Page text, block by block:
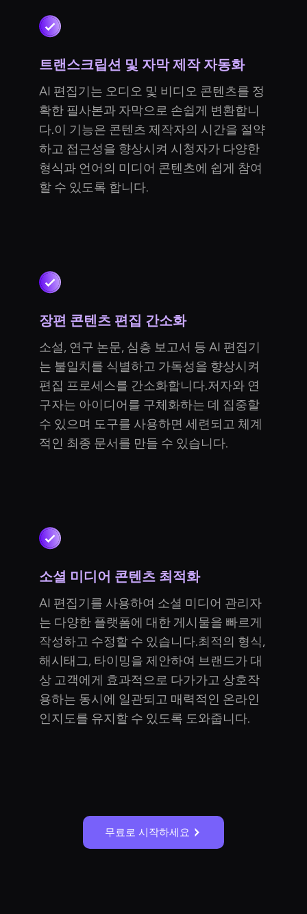
트랜스크립션 및 자막 제작 자동화
AI 편집기는 오디오 및 비디오 콘텐츠를 정
확한 필사본과 자막으로 손쉽게 변환합니
다.이 기능은 콘텐츠 제작자의 시간을 절약
하고 접근성을 향상시켜 시청자가 다양한
형식과 언어의 미디어 콘텐츠에 쉽게 참여
할 수 있도록 합니다.
장편 콘텐츠 편집 간소화
소설, 연구 논문, 심층 보고서 등 AI 편집기
는 불일치를 식별하고 가독성을 향상시켜
편집 프로세스를 간소화합니다.저자와 연
구자는 아이디어를 구체화하는 데 집중할
수 있으며 도구를 사용하면 세련되고 체계
적인 최종 문서를 만들 수 있습니다.
소셜 미디어 콘텐츠 최적화
AI 편집기를 사용하여 소셜 미디어 관리자
는 다양한 플랫폼에 대한 게시물을 빠르게
작성하고 수정할 수 있습니다.최적의 형식,
해시태그, 타이밍을 제안하여 브랜드가 대
상 고객에게 효과적으로 다가가고 상호작
용하는 동시에 일관되고 매력적인 온라인
인지도를 유지할 수 있도록 도와줍니다.
무료로 시작하세요